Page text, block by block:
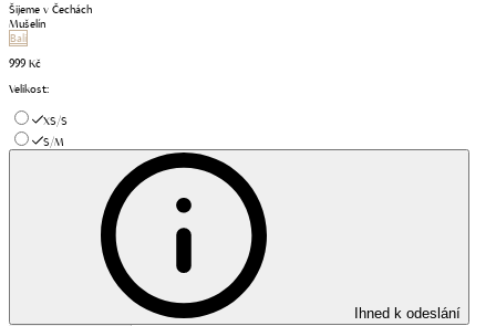
Šijeme v Čechách
Mušelín
Bali
999 Kč
Velikost:
XS/S
S/M
Ihned k odeslání